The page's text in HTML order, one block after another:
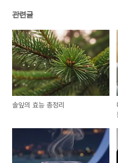
관련글
솔잎의 효능 총정리